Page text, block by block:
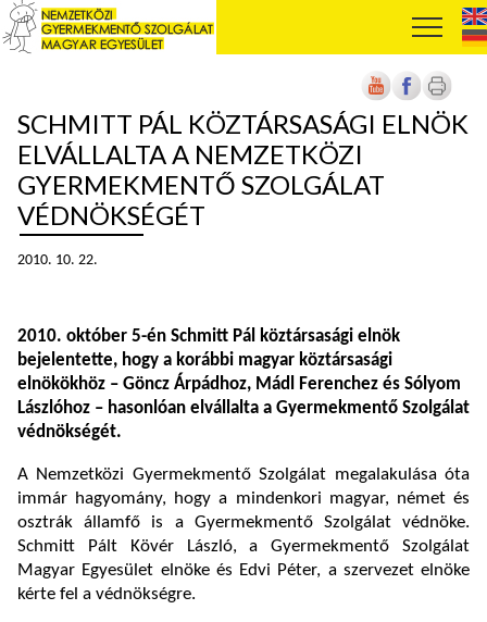
SCHMITT PÁL KÖZTÁRSASÁGI ELNÖK
ELVÁLLALTA A NEMZETKÖZI
GYERMEKMENTŐ SZOLGÁLAT
VÉDNÖKSÉGÉT
2010. 10. 22.
2010. október 5-én Schmitt Pál köztársasági elnök
bejelentette, hogy a korábbi magyar köztársasági
elnökökhöz – Göncz Árpádhoz, Mádl Ferenchez és Sólyom
Lászlóhoz – hasonlóan elvállalta a Gyermekmentő Szolgálat
védnökségét.
A Nemzetközi Gyermekmentő Szolgálat megalakulása óta
immár hagyomány, hogy a mindenkori magyar, német és
osztrák államfő is a Gyermekmentő Szolgálat védnöke.
Schmitt Pált Kövér László, a Gyermekmentő Szolgálat
Magyar Egyesület elnöke és Edvi Péter, a szervezet elnöke
kérte fel a védnökségre.